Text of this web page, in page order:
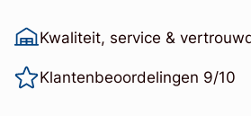
Kwaliteit, service &
Klantenbeoordelingen 9/10